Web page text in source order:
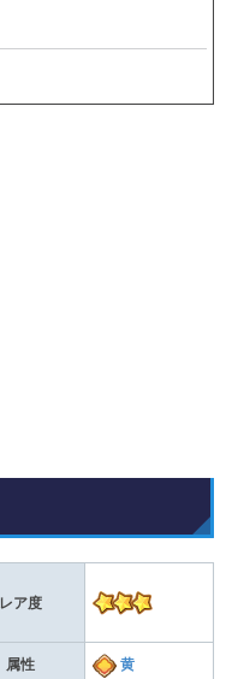
レア度
属性 黄